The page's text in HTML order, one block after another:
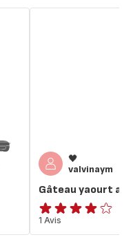
🖤
valvinaym
Gâteau yaourt
Avis
4
1 Avis